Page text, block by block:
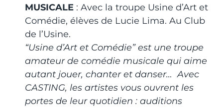
MUSICALE : Avec la troupe Usine d’Art et
Comédie, élèves de Lucie Lima. Au Club
de l’Usine.
“Usine d’Art et Comédie” est une troupe
amateur de comédie musicale qui aime
autant jouer, chanter et danser… Avec
CASTING, les artistes vous ouvrent les
portes de leur quotidien : auditions